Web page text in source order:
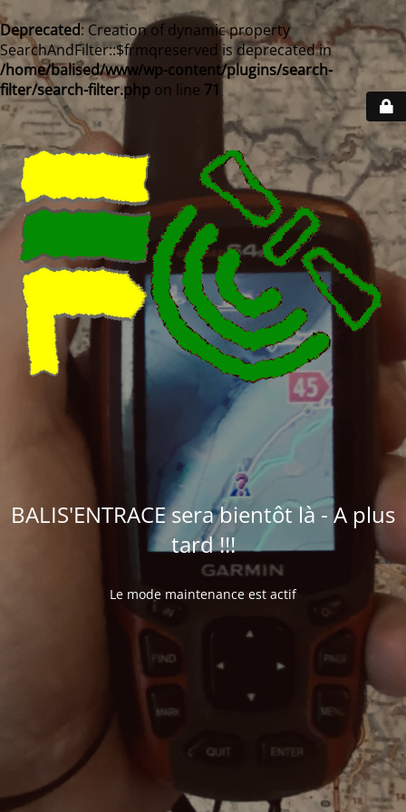
Deprecated: Creation of dynamic property
SearchAndFilter::$frmqreserved is deprecated in
/home/balised/www/wp-content/plugins/search-
filter/search-filter.php on line 71
BALIS'ENTRACE sera bientôt là - A plus
tard !!!
Le mode maintenance est actif